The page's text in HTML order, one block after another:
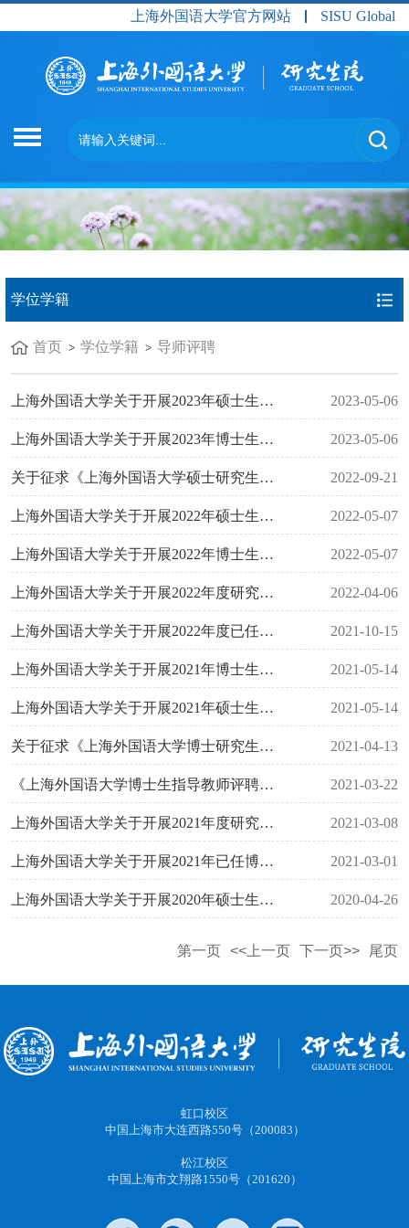
上海外国语大学官方网站 SISU Global
学位学籍
首页 学位学籍 导师评聘
上海外国语大学关于开展2023年硕士生导师遴选、年审工作通知 2023-05-06
上海外国语大学关于开展2023年博士生导师遴选、年审工作通知 2023-05-06
关于征求《上海外国语大学硕士研究生指导教师评聘办法》修订情况意见的通知 2022-09-21
上海外国语大学关于开展2022年硕士生导师遴选、续聘工作的通知 2022-05-07
上海外国语大学关于开展2022年博士生导师遴选、年审工作的通知 2022-05-07
上海外国语大学关于开展2022年度研究生教育评估监测专家库更新与报送工作的通知 2022-04-06
上海外国语大学关于开展2022年度已任博导招生资格审查的预通知 2021-10-15
上海外国语大学关于开展2021年博士生导师遴选、年审工作的通知 2021-05-14
上海外国语大学关于开展2021年硕士生导师遴选、续聘工作的通知 2021-05-14
关于征求《上海外国语大学博士研究生指导教师评聘办法》修改意见的公告 2021-04-13
《上海外国语大学博士生指导教师评聘办法》修改调研会召开 2021-03-22
上海外国语大学关于开展2021年度研究生教育评估监测专家库更新与报送工作的通知 2021-03-08
上海外国语大学关于开展2021年已任博导招生资格审核的预通知 2021-03-01
上海外国语大学关于开展2020年硕士生导师遴选、续聘工作的通知 2020-04-26
第一页 <<上一页 下一页>> 尾页
虹口校区
中国上海市大连西路550号（200083）
松江校区
中国上海市文翔路1550号（201620）